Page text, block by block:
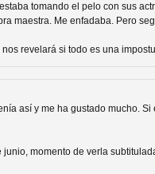
tomando el pelo con sus
maestra. Me enfadaba. Pero
revelará si todo es una
así y me ha gustado mucho.
momento de verla